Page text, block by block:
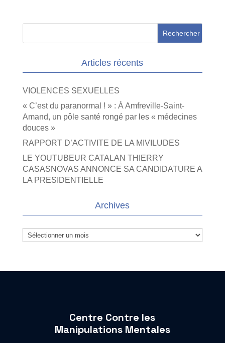
Articles récents
VIOLENCES SEXUELLES
« C’est du paranormal ! » : À Amfreville-Saint-
Amand, un pôle santé rongé par les « médecines
douces »
RAPPORT D’ACTIVITE DE LA MIVILUDES
LE YOUTUBEUR CATALAN THIERRY
CASASNOVAS ANNONCE SA CANDIDATURE A
LA PRESIDENTIELLE
Archives
Archives
Centre Contre les
Manipulations Mentales